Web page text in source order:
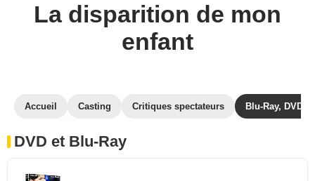
La disparition de mon
enfant
Accueil Casting Critiques spectateurs Blu-Ray, DVD
DVD et Blu-Ray